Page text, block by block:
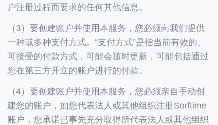
户注册过程而要求的任何其他信息。
（3）要创建账户并使用本服务，您必须向我们提供
一种或多种支付方式。“支付方式”是指当前有效的、
可接受的付款方式，可能会随时更新，可能包括通过
您在第三方开立的账户进行的付款。
（4）要创建账户并使用本服务，您必须亲自手动创
建您的账户，如您代表法人或其他组织注册Sorftime
账户，您承诺已事先充分取得所代表法人或其他组织